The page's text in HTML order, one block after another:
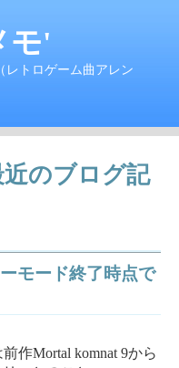
モ'
レトロゲーム曲アレン
のブログ記
モード終了時点で
作Mortal komnat 9から